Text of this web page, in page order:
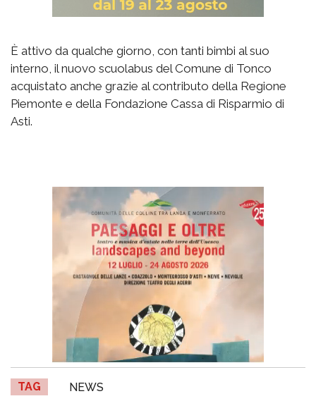
È attivo da qualche giorno, con tanti bimbi al suo
interno, il nuovo scuolabus del Comune di Tonco
acquistato anche grazie al contributo della Regione
Piemonte e della Fondazione Cassa di Risparmio di
Asti.
TAG NEWS